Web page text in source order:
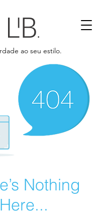
ao seu estilo.
Nothing
Here...